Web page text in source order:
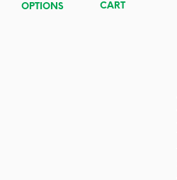
OPTIONS
CART